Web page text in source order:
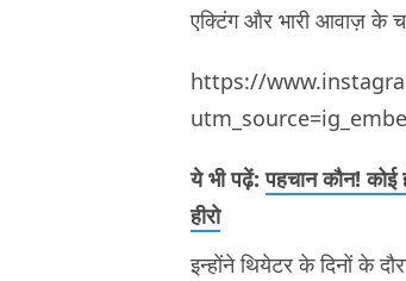
एक्टिंग और भारी आवाज़ के
https://
ये भी पढ़ें:पहचान कौन! कोई
हीरो
इन्होंने थियेटर के दिनों के